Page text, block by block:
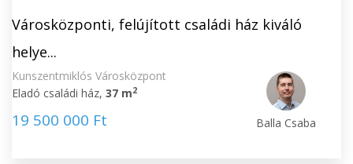
Városközponti, felújított családi ház kiváló
helye...
Kunszentmiklós Városközpont
Eladó családi ház, 37 m2
19 500 000 Ft Balla Csaba